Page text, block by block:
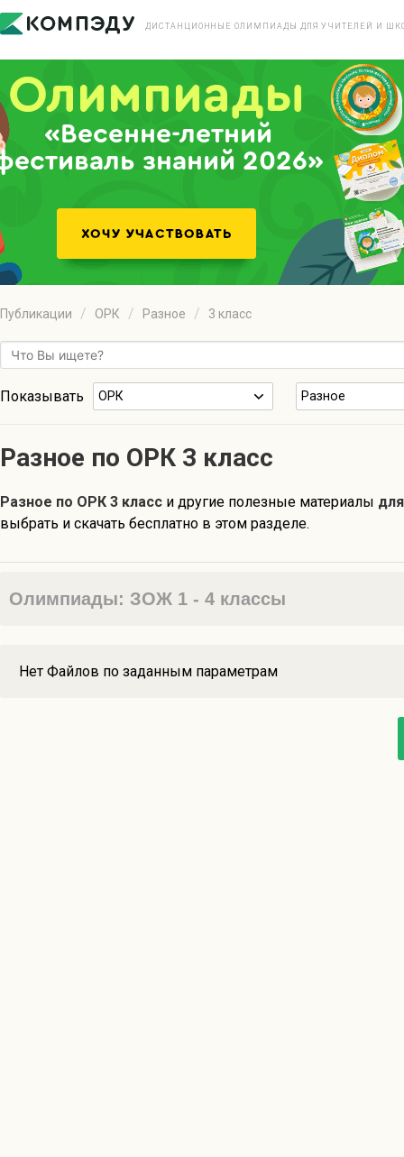
ДИСТАНЦИОННЫЕ ОЛИМПИАДЫ ДЛЯ УЧИТЕЛЕЙ И
«Весенне-летний
знаний 2026»
Публикации ОРК Разное 3 класс
Показывать ОРК Разное
Разное по ОРК 3 класс
Разное по ОРК 3 класс и другие полезные материалы
выбрать и скачать бесплатно в этом разделе.
Олимпиады: ЗОЖ 1 - 4 классы
Нет Файлов по заданным параметрам